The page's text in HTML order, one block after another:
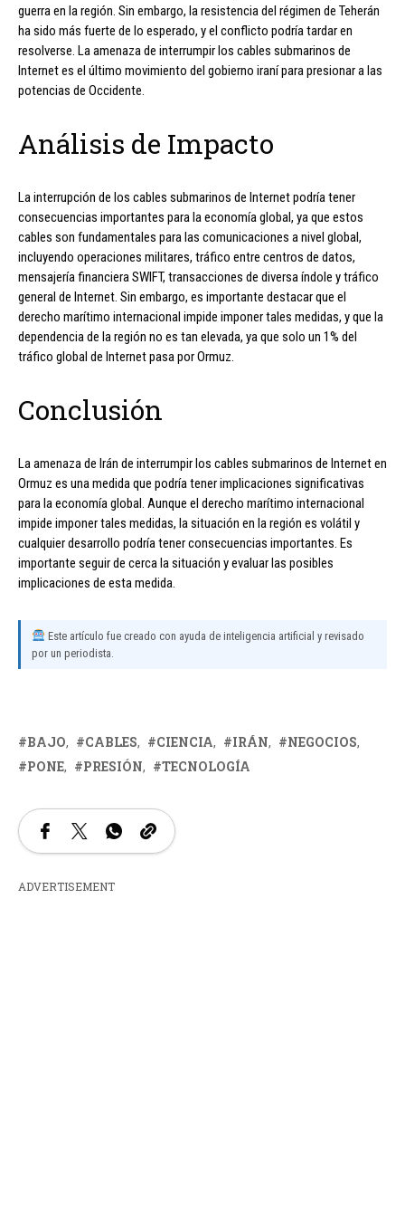
guerra en la región. Sin embargo, la resistencia del régimen de Teherán
ha sido más fuerte de lo esperado, y el conflicto podría tardar en
resolverse. La amenaza de interrumpir los cables submarinos de
Internet es el último movimiento del gobierno iraní para presionar a las
potencias de Occidente.
Análisis de Impacto
La interrupción de los cables submarinos de Internet podría tener
consecuencias importantes para la economía global, ya que estos
cables son fundamentales para las comunicaciones a nivel global,
incluyendo operaciones militares, tráfico entre centros de datos,
mensajería financiera SWIFT, transacciones de diversa índole y tráfico
general de Internet. Sin embargo, es importante destacar que el
derecho marítimo internacional impide imponer tales medidas, y que la
dependencia de la región no es tan elevada, ya que solo un 1% del
tráfico global de Internet pasa por Ormuz.
Conclusión
La amenaza de Irán de interrumpir los cables submarinos de Internet en
Ormuz es una medida que podría tener implicaciones significativas
para la economía global. Aunque el derecho marítimo internacional
impide imponer tales medidas, la situación en la región es volátil y
cualquier desarrollo podría tener consecuencias importantes. Es
importante seguir de cerca la situación y evaluar las posibles
implicaciones de esta medida.
Este artículo fue creado con ayuda de inteligencia artificial y revisado
por un periodista.
BAJO CABLES CIENCIA IRÁN
NEGOCIOS
PONE
PRESIÓN TECNOLOGÍA
ADVERTISEMENT